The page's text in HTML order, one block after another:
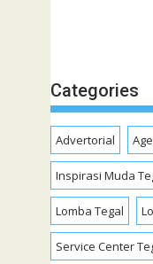
Categories
Advertorial
Inspirasi Muda
Lomba Tegal
Service Center